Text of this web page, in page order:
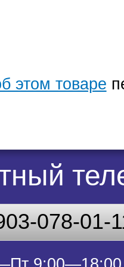
этом товаре
078-01-